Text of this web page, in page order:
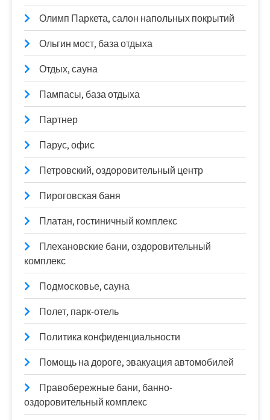
Олимп Паркета, салон напольных покрытий
Ольгин мост, база отдыха
Отдых, сауна
Пампасы, база отдыха
Партнер
Парус, офис
Петровский, оздоровительный центр
Пироговская баня
Платан, гостиничный комплекс
Плехановские бани, оздоровительный
комплекс
Подмосковье, сауна
Полет, парк-отель
Политика конфиденциальности
Помощь на дороге, эвакуация автомобилей
Правобережные бани, банно-
оздоровительный комплекс